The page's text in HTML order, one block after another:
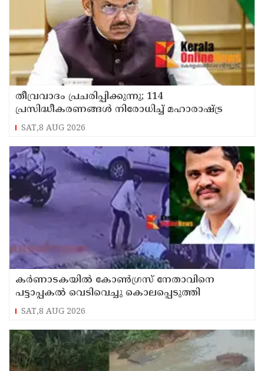
തീവ്രവാദം പ്രചരിപ്പിക്കുന്നു; 114
പ്രസിദ്ധീകരണങ്ങൾ നിരോധിച്ച് മഹാരാഷ്ട്ര
SAT,8 AUG 2026
കർണാടകയിൽ കോൺഗ്രസ് നേതാവിനെ
പട്ടാപ്പകൽ വെടിവെച്ചു കൊലപ്പെടുത്തി
SAT,8 AUG 2026